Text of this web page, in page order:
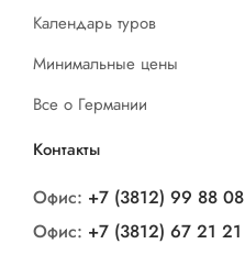
Календарь туров
Минимальные цены
Все о Германии
Контакты
Офис: +7 (3812) 99 88 08
Офис: +7 (3812) 67 21 21